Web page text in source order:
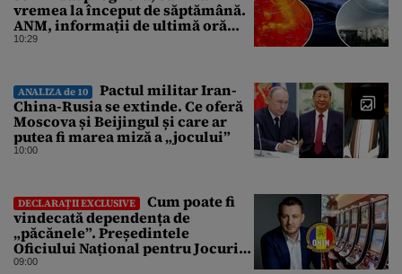
vremea la început de săptămână.
ANM, informații de ultimă oră
pentru Gândul
10:29
ANALIZA de 10
Pactul militar Iran-
China-Rusia se extinde. Ce oferă
Moscova și Beijingul și care ar
putea fi marea miză a „jocului”
10:00
DECLARAȚII EXCLUSIVE
Cum poate fi
vindecată dependența de
„păcănele”. Președintele
Oficiului Național pentru Jocuri
de Noroc propune o ordonanță de
09:00